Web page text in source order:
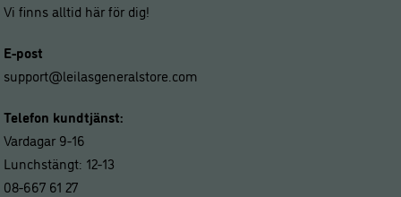
Vi finns alltid här för dig!
E-post
support@leilasgeneralstore.com
Telefon kundtjänst:
Vardagar 9-16
Lunchstängt: 12-13
08-667 61 27